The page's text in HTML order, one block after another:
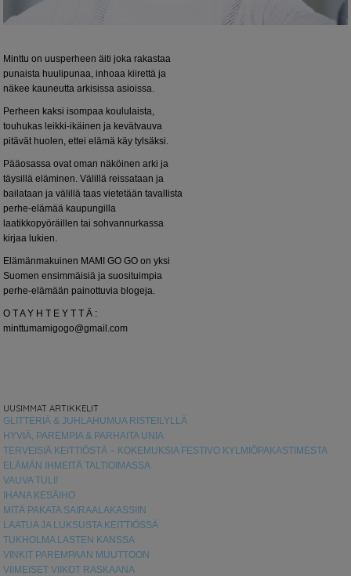
Minttu on uusperheen äiti joka rakastaa
punaista huulipunaa, inhoaa kiirettä ja
näkee kauneutta arkisissa asioissa.
Perheen kaksi isompaa koululaista,
touhukas leikki-ikäinen ja kevätvauva
pitävät huolen, ettei elämä käy tylsäksi.
Pääosassa ovat oman näköinen arki ja
täysillä eläminen. Välillä reissataan ja
bailataan ja välillä taas vietetään tavallista
perhe-elämää kaupungilla
laatikkopyöräillen tai sohvannurkassa
kirjaa lukien.
Elämänmakuinen MAMI GO GO on yksi
Suomen ensimmäisiä ja suosituimpia
perhe-elämään painottuvia blogeja.
O T A Y H T E Y T T Ä :
minttumamigogo@gmail.com
UUSIMMAT ARTIKKELIT
GLITTERIÄ & JUHLAHUMUA RISTEILYLLÄ
HYVIÄ, PAREMPIA & PARHAITA UNIA
TERVEISIÄ KEITTIÖSTÄ – KOKEMUKSIA FESTIVO KYLMIÖPAKASTIMESTA
ELÄMÄN IHMEITÄ TALTIOIMASSA
VAUVA TULI!
IHANA KESÄIHO
MITÄ PAKATA SAIRAALAKASSIIN
LAATUA JA LUKSUSTA KEITTIÖSSÄ
TUKHOLMA LASTEN KANSSA
VINKIT PAREMPAAN MUUTTOON
VIIMEISET VIIKOT RASKAANA